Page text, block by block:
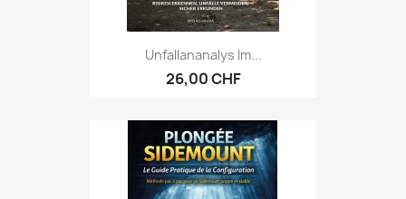
Unfallananalys Im...
26,00 CHF